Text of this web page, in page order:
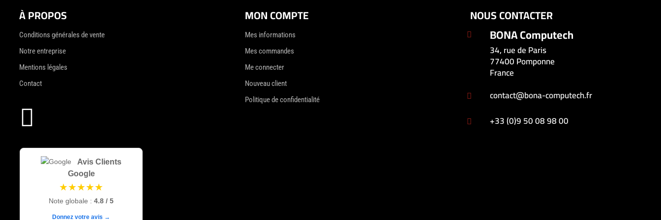
À PROPOS
Conditions générales de vente
Notre entreprise
Mentions légales
Contact

Avis Clients
Google
★★★★★
Note globale : 4.8 / 5
Donnez votre avis →
MON COMPTE
Mes informations
Mes commandes
Me connecter
Nouveau client
Politique de confidentialité
NOUS CONTACTER
 BONA Computech
34, rue de Paris
77400 Pomponne
France
 contact@bona-computech.fr
 +33 (0)9 50 08 98 00